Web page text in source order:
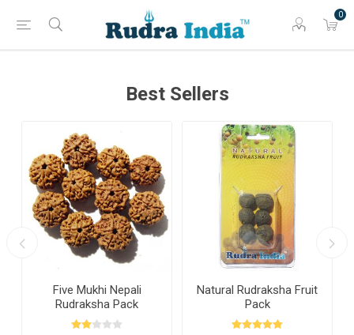
0
Best Sellers
Five Mukhi Nepali
Rudraksha Pack
Natural Rudraksha Fruit
Pack